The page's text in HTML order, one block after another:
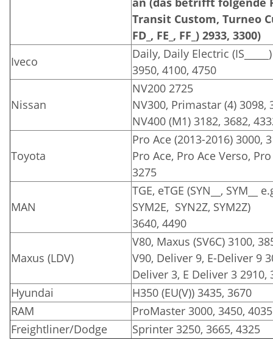
Transit Custom, Turneo
FD_, FE_, FF_) 2933, 3300)
Iveco
Daily, Daily Electric
3950, 4100, 4750
Nissan
NV200 2725
NV300, Primastar (4) 3098,
NV400 (M1) 3182, 3682,
Toyota
Pro Ace (2013-2016) 3000,
Pro Ace, Pro Ace Verso,
3275
MAN
TGE, eTGE (SYN__, SYM__
SYM2E, SYN2Z, SYM2Z)
3640, 4490
Maxus (LDV)
V80, Maxus (SV6C) 3100,
V90, Deliver 9, E-Deliver 9
Deliver 3, E Deliver 3 2910,
Hyundai
H350 (EU(V)) 3435, 3670
RAM
ProMaster 3000, 3450, 4035
Freightliner/Dodge
Sprinter 3250, 3665, 4325